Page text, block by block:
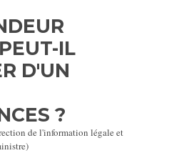
IL
D'UN
?
de l'information légale et